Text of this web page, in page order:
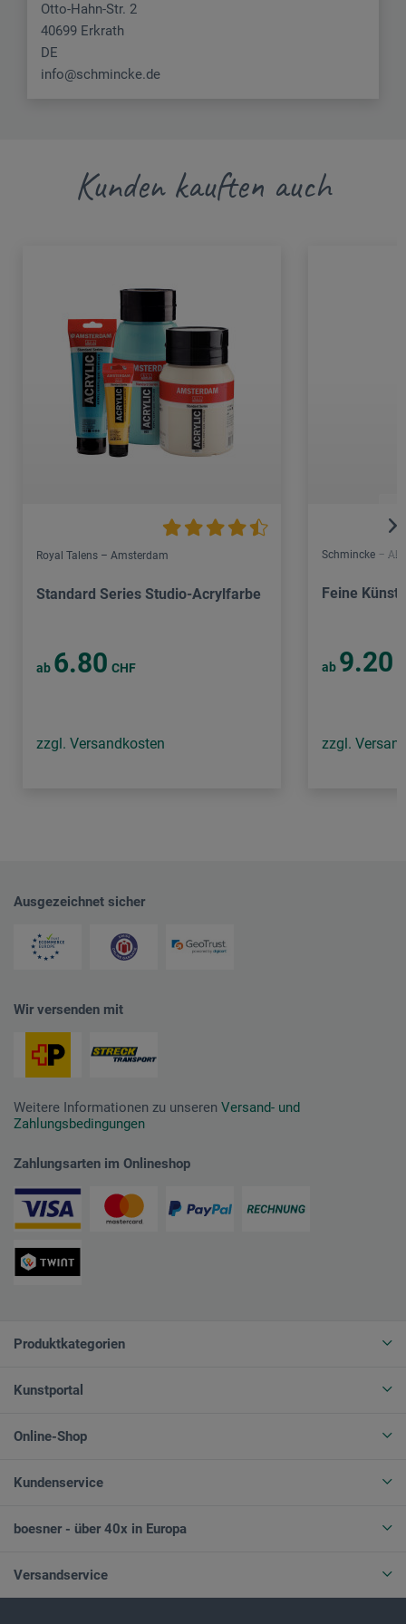
Otto-Hahn-Str. 2
40699 Erkrath
DE
info@schmincke.de
Kunden kauften auch
Royal Talens – Amsterdam
Standard Series Studio-Acrylfarbe
ab 6.80 CHF
zzgl. Versandkosten
Schmincke –
Feine
ab 9.20
zzgl.
Ausgezeichnet sicher
Wir versenden mit
Weitere Informationen zu unseren Versand- und
Zahlungsbedingungen
Zahlungsarten im Onlineshop
Produktkategorien
Kunstportal
Online-Shop
Kundenservice
boesner - über 40x in Europa
Versandservice